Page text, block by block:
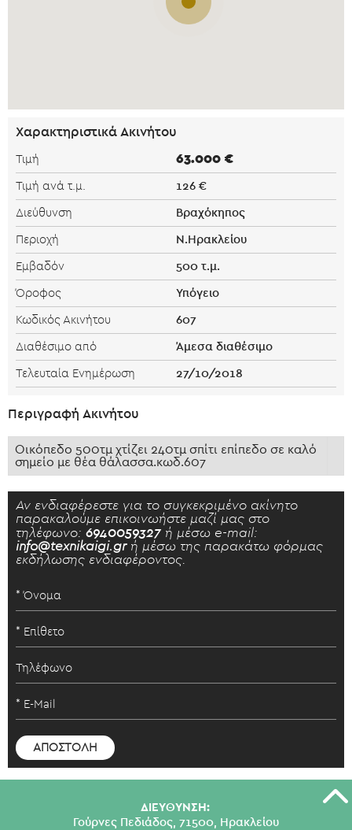
Χαρακτηριστικά Ακινήτου
Τιμή 63.000 €
Τιμή ανά τ.μ. 126 €
Διεύθυνση Βραχόκηπος
Περιοχή Ν.Ηρακλείου
Εμβαδόν 500 τ.μ.
Όροφος Υπόγειο
Κωδικός Ακινήτου 607
Διαθέσιμο από Άμεσα διαθέσιμο
Τελευταία Ενημέρωση 27/10/2018
Περιγραφή Ακινήτου
Οικόπεδο 500τμ χτίζει 240τμ σπίτι επίπεδο σε καλό
σημείο με θέα θάλασσα.κωδ.607
Αν ενδιαφέρεστε για το συγκεκριμένο ακίνητο
παρακαλούμε επικοινωήστε μαζί μας στο
τηλέφωνο: 6940059327 ή μέσω e-mail:
info@texnikaigi.grή μέσω της παρακάτω φόρμας
εκδήλωσης ενδιαφέροντος.
ΔΙΕΥΘΥΝΣΗ:
Γούρνες Πεδιάδος, 71500, Ηρακλείου